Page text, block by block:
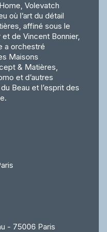
Volevatch
où l’art du détail
affiné sous le
et de Vincent Bonnier,
a orchestré
Maisons
& Matières,
et d’autres
Beau et l’esprit des
- 75006 Paris